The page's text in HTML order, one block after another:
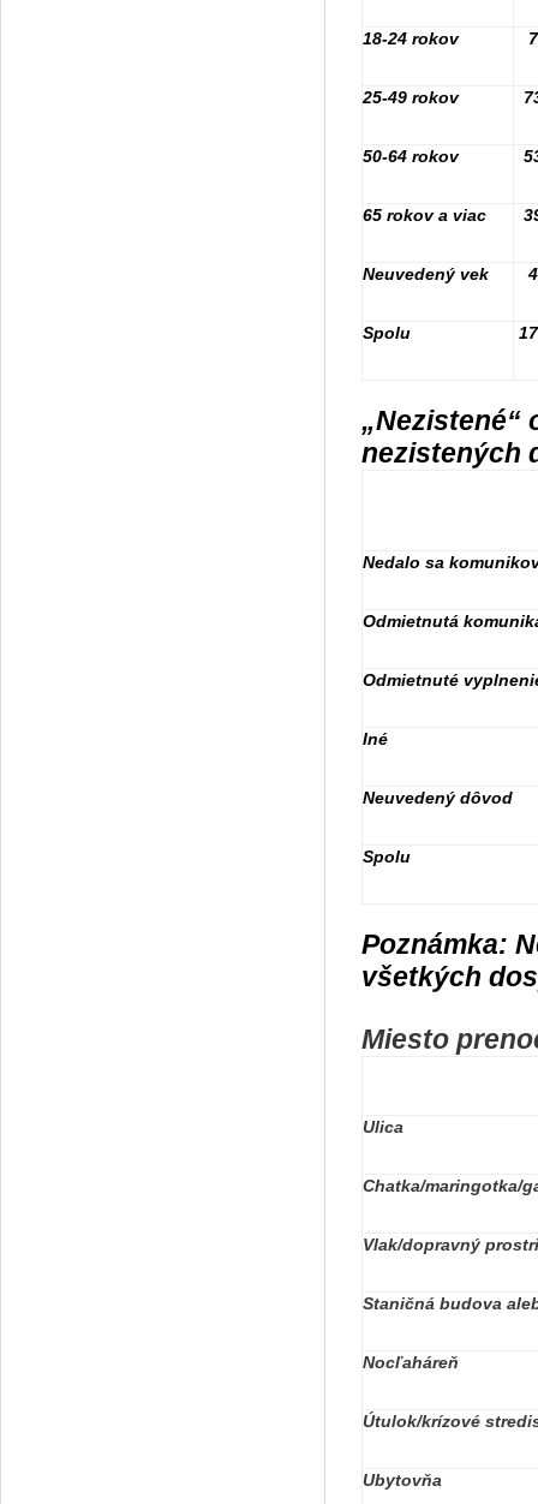
18-24 rokov
25-49 rokov
50-64 rokov
65 rokov a viac
Neuvedený vek
Spolu
„Nezistené“
nezistených
Nedalo sa
Odmietnutá
Odmietnuté
Iné
Neuvedený dôvod
Spolu
Poznámka:
všetkých
Miesto
Ulica
Chatka/maringotka/
Vlak/dopravný
Staničná budova
Nocľaháreň
Útulok/krízové
Ubytovňa